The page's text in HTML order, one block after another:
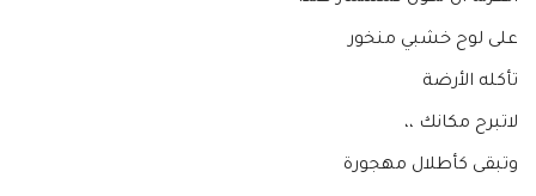
على لوح خشبي منخور
تأكله الأرضة
لاتبرح مكانك ،،
وتبقى كأطلال مهجورة